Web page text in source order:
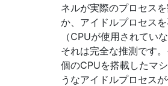
ネルが実際のプロセス
か、アイドルプロセス
（CPUが使用されてい
それは完全な推測です
個のCPUを搭載したマ
うなアイドルプロセス